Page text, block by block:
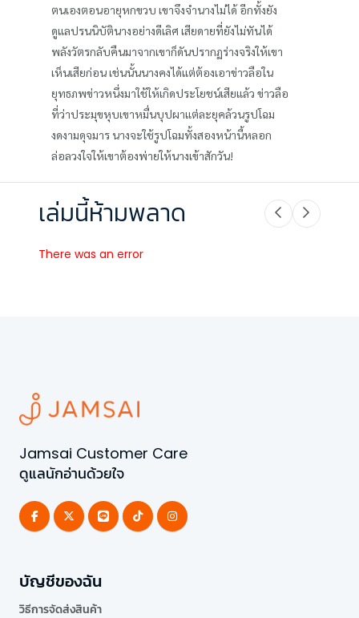
ตนเองตอนอายุหกขวบ เขาจึงจำนางไม่ได้ อีกทั้งยัง
ดูแลปรนนิบัตินางอย่างดีเลิศ เสียดายที่ยังไม่ทันได้
พลังวัตรกลับคืนมาจากเขาก็ดันปรากฏร่างจริงให้เขา
เห็นเสียก่อน เช่นนั้นนางคงได้แต่ต้องเอาข่าวลือใน
ยุทธภพข่าวหนึ่งมาใช้ให้เกิดประโยชน์เสียแล้ว ข่าวลือ
ที่ว่าประมุขหุบเขาหมื่นบุปผาแต่ละยุคล้วนรูปโฉม
งดงามดุจมาร นางจะใช้รูปโฉมทั้งสองหน้านี้หลอก
ล่อลวงใจให้เขาต้องพ่ายให้นางเข้าสักวัน!
เล่มนี้ห้ามพลาด
There was an error
Jamsai Customer Care
ดูแลนักอ่านด้วยใจ
บัญชีของฉัน
วิธีการจัดส่งสินค้า